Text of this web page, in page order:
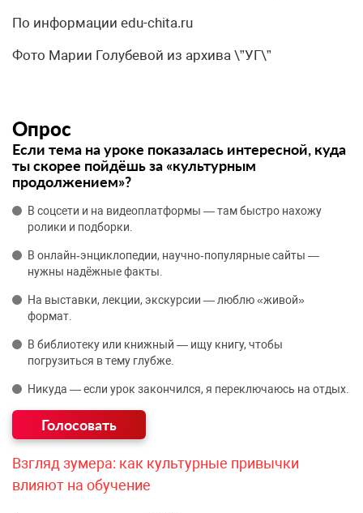
По информации edu-chita.ru
Фото Марии Голубевой из архива \”УГ\”
Опрос
Если тема на уроке показалась интересной, куда
ты скорее пойдёшь за «культурным
продолжением»?
В соцсети и на видеоплатформы — там быстро нахожу
ролики и подборки.
В онлайн‑энциклопедии, научно‑популярные сайты —
нужны надёжные факты.
На выставки, лекции, экскурсии — люблю «живой»
формат.
В библиотеку или книжный — ищу книгу, чтобы
погрузиться в тему глубже.
Никуда — если урок закончился, я переключаюсь на отдых.
Взгляд зумера: как культурные привычки
влияют на обучение